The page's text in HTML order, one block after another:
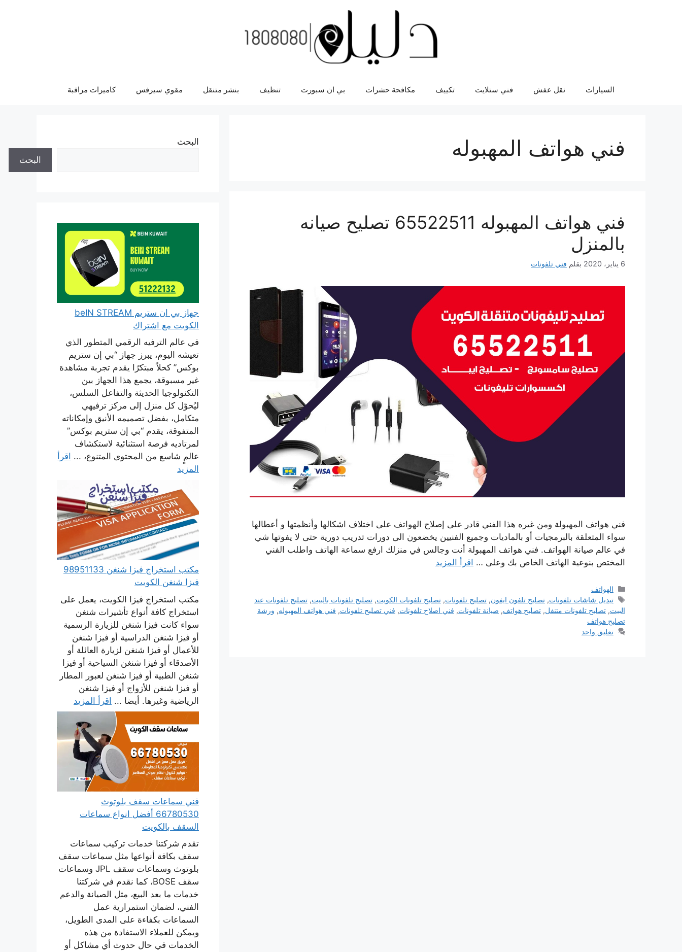
السيارات نقل عفش فني ستلايت تكييف مكافحة حشرات بي ان سبورت تنظيف بنشر متنقل مقوي سيرفس كاميرات مراقبة
فني هواتف المهبوله
فني هواتف المهبوله 65522511 تصليح صيانه
بالمنزل
6 يناير، 2020 بقلم فني تلفونات
فني هواتف المهبولة ومن غيره هذا الفني قادر على إصلاح الهواتف على اختلاف اشكالها وأنظمتها و أعطالها
سواء المتعلقة بالبرمجيات أو بالماديات وجميع الفنيين يخضعون الى دورات تدريب دورية حتى لا يفوتها شي
في عالم صيانة الهواتف. فني هواتف المهبولة أنت وجالس في منزلك ارفع سماعة الهاتف واطلب الفني
المختص بنوعية الهاتف الخاص بك وعلى … اقرأ المزيد
التصنيفات
الهواتف
الوسوم
تبديل شاشات تلفونات,تصليح تلفون ايفون,تصليح تلفونات,تصليح تلفونات الكويت,تصليح تلفونات بالبيت,تصليح تلفونات عند
البيت, تصليح تلفونات متنفل, تصليح هواتف, صيانة تلفونات, فني اصلاح تلفونات, فني تصليح تلفونات, فني هواتف المهبوله, ورشة
تصليح هواتف
تعليق واحد
البحث
البحث
جهاز بي ان ستريم beIN STREAM
الكويت مع اشتراك
في عالم الترفيه الرقمي المتطور الذي
تعيشه اليوم، يبرز جهاز “بي إن ستريم
بوكس” كحلاً مبتكرًا يقدم تجربة مشاهدة
غير مسبوقة، يجمع هذا الجهاز بين
التكنولوجيا الحديثة والتفاعل السلس،
ليُحوّل كل منزل إلى مركز ترفيهي
متكامل، بفضل تصميمه الأنيق وإمكاناته
المتفوقة، يقدم “بي إن ستريم بوكس”
لمرتاديه فرصة استثنائية لاستكشاف
عالمٍ شاسع من المحتوى المتنوع، ... اقرأ
المزيد
مكتب استخراج فيزا شنغن 98951133
فيزا شنغن الكويت
مكتب استخراج فيزا الكويت، يعمل على
استخراج كافة أنواع تأشيرات شنغن
سواء كانت فيزا شنغن للزيارة الرسمية
أو فيزا شنغن الدراسية أو فيزا شنغن
للأعمال أو فيزا شنغن لزيارة العائلة أو
الأصدقاء أو فيزا شنغن السياحية أو فيزا
شنغن الطبية أو فيزا شنغن لعبور المطار
أو فيزا شنغن للأزواج أو فيزا شنغن
الرياضية وغيرها. أيضا ... اقرأ المزيد
فني سماعات سقف بلوتوث
66780530 أفضل انواع سماعات
السقف بالكويت
تقدم شركتنا خدمات تركيب سماعات
سقف بكافة أنواعها مثل سماعات سقف
بلوتوث وسماعات سقف JPL وسماعات
سقف BOSE، كما نقدم في شركتنا
خدمات ما بعد البيع، مثل الصيانة والدعم
الفني، لضمان استمرارية عمل
السماعات بكفاءة على المدى الطويل،
ويمكن للعملاء الاستفادة من هذه
الخدمات في حال حدوث أي مشاكل أو